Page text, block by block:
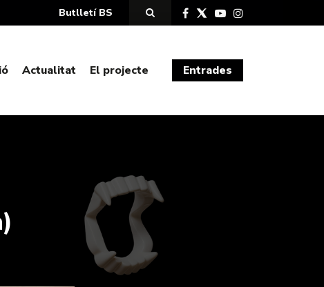
Butlletí BS
Actualitat El projecte Entrades